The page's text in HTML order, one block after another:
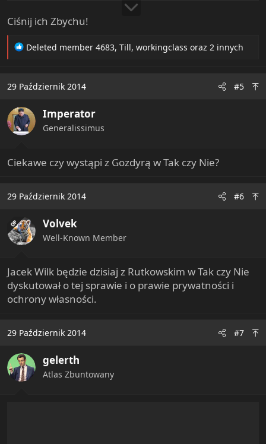
Ciśnij ich Zbychu!
R
t
o
n
s
Deleted member 4683, Till, workingclass oraz 2 innych
29 Październik 2014 #5
Imperator
Generalissimus
Ciekawe czy wystąpi z Gozdyrą w Tak czy Nie?
29 Październik 2014 #6
OP Volvek
Well-Known Member
Jacek Wilk będzie dzisiaj z Rutkowskim w Tak czy Nie
dyskutował o tej sprawie i o prawie prywatności i
ochrony własności.
29 Październik 2014 #7
gelerth
Atlas Zbuntowany